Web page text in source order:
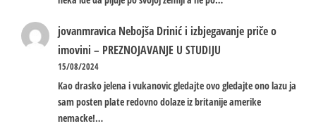
jovanmravica Nebojša Drinić i izbjegavanje priče o
imovini – PREZNOJAVANJE U STUDIJU
15/08/2024
Kao drasko jelena i vukanovic gledajte ovo gledajte ono lazu ja
sam posten plate redovno dolaze iz britanije amerike
nemacke!…